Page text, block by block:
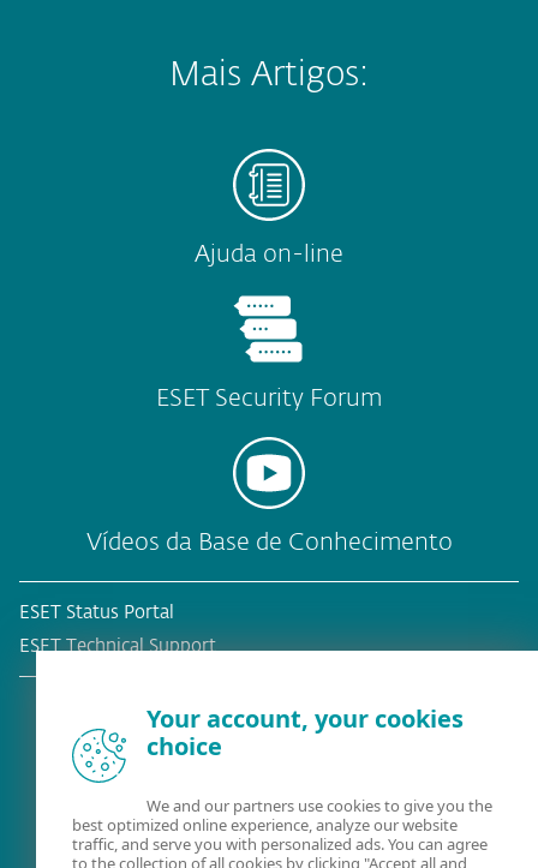
Mais Artigos:
Ajuda on-line
ESET Security Forum
Vídeos da Base de Conhecimento
ESET Status Portal
ESET Technical Support
Cliente atual?
Your account, your cookies
choice
We and our partners use cookies to give you the
best optimized online experience, analyze our website
traffic, and serve you with personalized ads. You can agree
to the collection of all cookies by clicking "Accept all and